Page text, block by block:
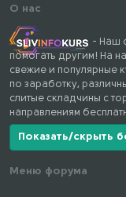
О нас
- Наш
помогать другим! На
свежие и популярные
по заработку,
слитые складчины с
направлениям
Показать/скрыть
Меню форума